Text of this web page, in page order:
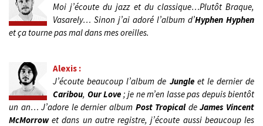
Moi j’écoute du jazz et du classique…Plutôt Braque,
Vasarely… Sinon j’ai adoré l’album d’Hyphen Hyphen
et ça tourne pas mal dans mes oreilles.
Alexis :
J’écoute beaucoup l’album de Jungleet le dernier de
Caribou, Our Love ; je ne m’en lasse pas depuis bientôt
un an… J’adore le dernier album Post TropicaldeJames Vincent
McMorrowet dans un autre registre, j’écoute aussi beaucoup les